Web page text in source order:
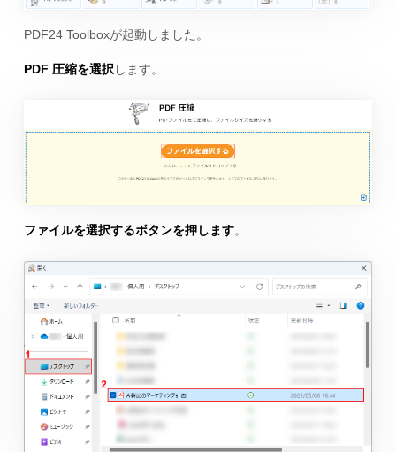
PDF24 Toolboxが起動しました。
PDF 圧縮を選択します。
ファイルを選択するボタンを押します。